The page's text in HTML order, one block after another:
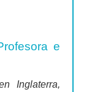
e
Inglaterra,